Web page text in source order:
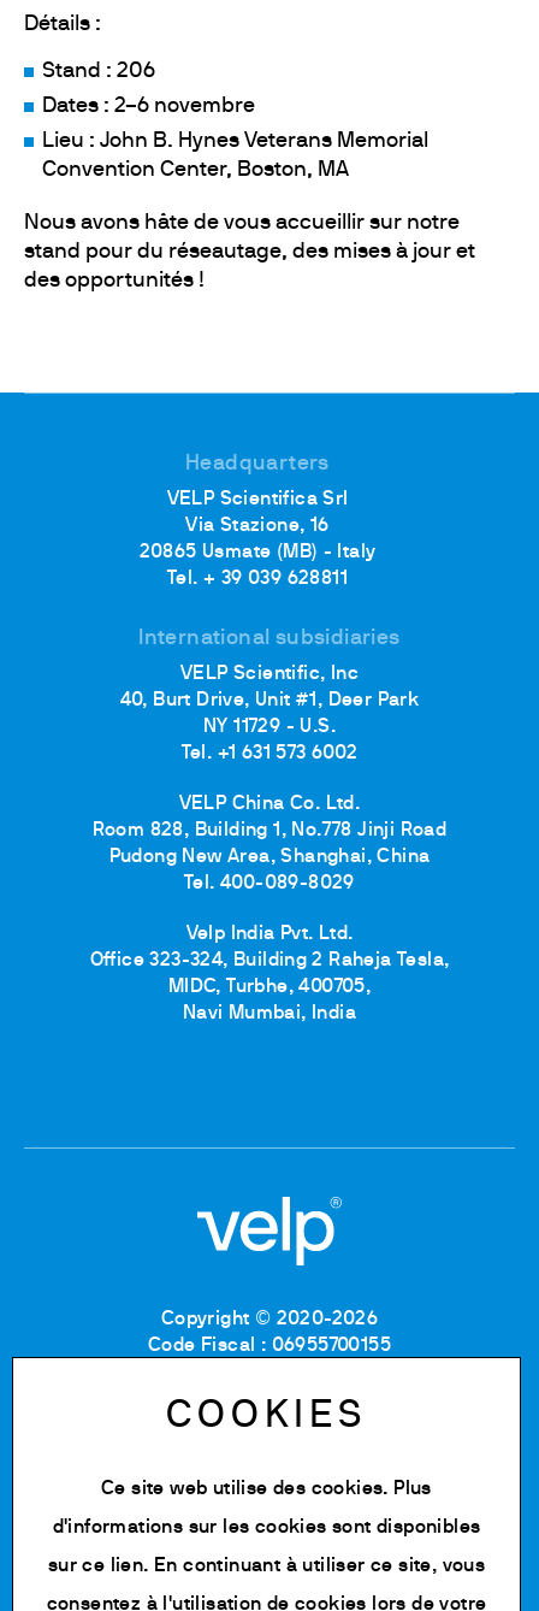
Détails :
Stand : 206
Dates : 2–6 novembre
Lieu : John B. Hynes Veterans Memorial
Convention Center, Boston, MA
Nous avons hâte de vous accueillir sur notre
stand pour du réseautage, des mises à jour et
des opportunités !
Headquarters
VELP Scientifica Srl
Via Stazione, 16
20865 Usmate (MB) - Italy
Tel. + 39 039 628811
International subsidiaries
VELP Scientific, Inc
40, Burt Drive, Unit #1, Deer Park
NY 11729 - U.S.
Tel. +1 631 573 6002
VELP China Co. Ltd.
Room 828, Building 1, No.778 Jinji Road
Pudong New Area, Shanghai, China
Tel. 400-089-8029
Velp India Pvt. Ltd.
Office 323-324, Building 2 Raheja Tesla,
MIDC, Turbhe, 400705,
Navi Mumbai, India
Copyright © 2020-2026
Code Fiscal : 06955700155
MB Registre du commerce et des sociétés :
06955700155
Capital social : 500 000,00 € e.v.
Politique de confidentialité
Cookie Policy
Conditions d'utilisation
COOKIES
Ce site web utilise des cookies. Plus
d'informations sur les cookies sont disponibles
surce lien. En continuant à utiliser ce site, vous
consentez à l'utilisation de cookies lors de votre